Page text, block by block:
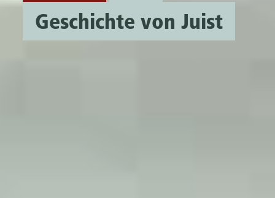
Geschichte von Juist